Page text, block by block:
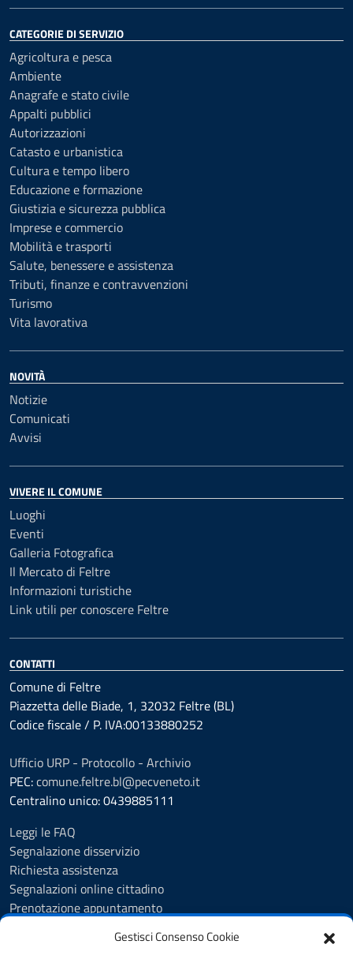
Gestisci Consenso Cookie
CATEGORIE DI SERVIZIO
Agricoltura e pesca
Ambiente
Anagrafe e stato civile
Appalti pubblici
Autorizzazioni
Catasto e urbanistica
Cultura e tempo libero
Educazione e formazione
Giustizia e sicurezza pubblica
Imprese e commercio
Mobilità e trasporti
Salute, benessere e assistenza
Tributi, finanze e contravvenzioni
Turismo
Vita lavorativa
NOVITÀ
Notizie
Comunicati
Avvisi
VIVERE IL COMUNE
Luoghi
Eventi
Galleria Fotografica
Il Mercato di Feltre
Informazioni turistiche
Link utili per conoscere Feltre
CONTATTI
Comune di Feltre
Piazzetta delle Biade, 1, 32032 Feltre (BL)
Codice fiscale / P. IVA:00133880252
Ufficio URP - Protocollo - Archivio
PEC:comune.feltre.bl@pecveneto.it
Centralino unico: 0439885111
Leggi le FAQ
Segnalazione disservizio
Richiesta assistenza
Segnalazioni online cittadino
Prenotazione appuntamento